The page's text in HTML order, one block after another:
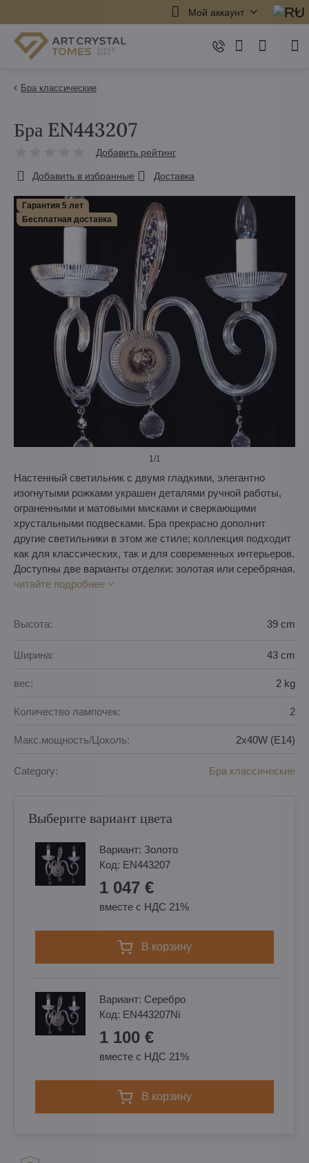
Мой аккаунт
Бра классические
Гарантия 5 лет
Бесплатная доставка
1/1
Бра EN443207
Добавить рейтинг
Добавить в избранные Доставка
Настенный светильник с двумя гладкими, элегантно
изогнутыми рожками украшен деталями ручной работы,
ограненными и матовыми мисками и сверкающими
хрустальными подвесками. Бра прекрасно дополнит
другие светильники в этом же стиле; коллекция подходит
как для классических, так и для современных интерьеров.
Доступны две варианты отделки: золотая или серебряная.
читайте подробнее
Высота: 39 cm
Ширина: 43 cm
вес: 2 kg
Количество лампочек: 2
Макс.мощность/Цоколь: 2x40W (E14)
Category: Бра классические
Выберите вариант цвета
Вариант: Золотo
Код: EN443207
1 047 €
вместе с НДС 21%
в корзину
Вариант: Cеребро
Код: EN443207Ni
1 100 €
вместе с НДС 21%
в корзину